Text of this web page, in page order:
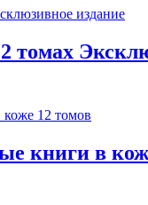
томах
книги в